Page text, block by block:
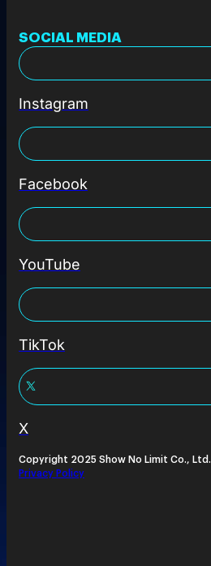
SOCIAL MEDIA
Instagram
Facebook
YouTube
TikTok
X
Copyright 2025 Show No Limit Co., Ltd.
Privacy Policy